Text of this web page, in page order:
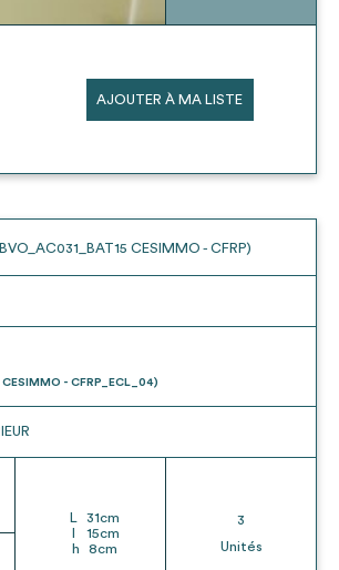
AJOUTER À MA LISTE
CESIMMO - CFRP)
- CFRP_ECL_04)
L 31cm
15cm
h
8cm
3
Unités